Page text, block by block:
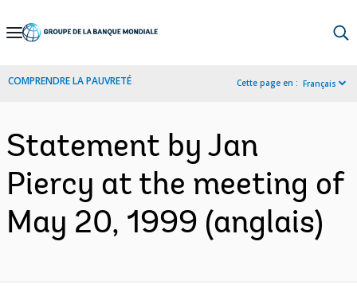
Skip
Navigation
COMPRENDRE LA PAUVRETÉ Cette page en : Français
Statement by Jan
Piercy at the meeting of
May 20, 1999 (anglais)